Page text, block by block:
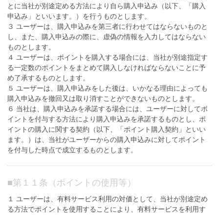
とに当社が別途定める方法により自ら購入申込み（以下、「購入
申込み」といいます。）を行うものとします。
３ ユーザーは、購入申込みを第三者に行わせてはならないものと
し、また、購入申込みの際に、虚偽の情報を入力してはならない
ものとします。
４ ユーザーは、ポイントを購入する場合には、当社が別途指定す
る一定数のポイントをまとめて購入しなければならないことに予
め了承するものとします。
５ ユーザーは、購入申込みをした後は、いかなる理由によっても
購入申込みを撤回又は取り消すことができないものとします。
６ 当社は、購入申込みを承諾する場合には、ユーザーに対してポ
イントを付与する方法により購入申込みを承諾するものとし、ポ
イントの購入に関する契約（以下、「ポイント購入契約」といい
ます。）は、当社がユーザーからの購入申込みに対してポイント
を付与した時点で成立するものとします。
■第１１条（ポイントの使用等）
１ ユーザーは、有料サービス利用の対価として、当社が別途定め
る方法でポイントを使用することにより、有料サービスを利用す